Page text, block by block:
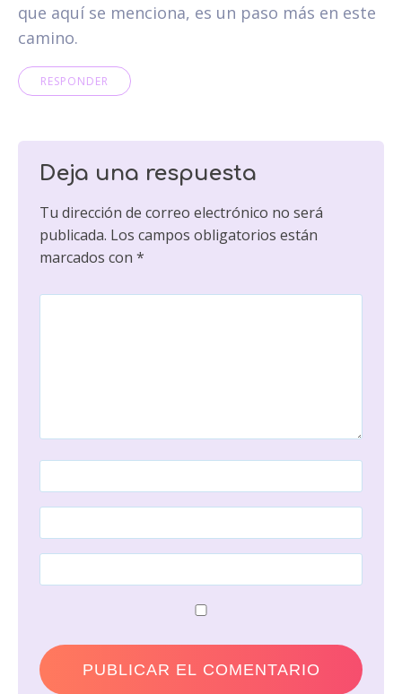
que aquí se menciona, es un paso más en este
camino.
RESPONDER
Deja una respuesta
Tu dirección de correo electrónico no será
publicada. Los campos obligatorios están
marcados con *